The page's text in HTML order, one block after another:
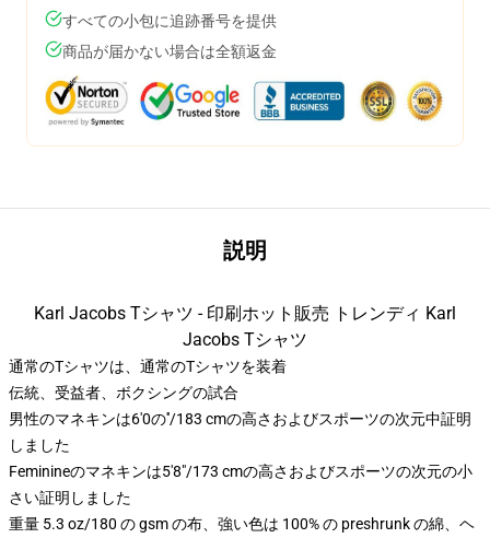
すべての小包に追跡番号を提供
商品が届かない場合は全額返金
説明
Karl Jacobs Tシャツ - 印刷ホット販売 トレンディ Karl
Jacobs Tシャツ
通常のTシャツは、通常のTシャツを装着
伝統、受益者、ボクシングの試合
男性のマネキンは6'0の′′/183 cmの高さおよびスポーツの次元中証明
しました
Feminineのマネキンは5'8"/173 cmの高さおよびスポーツの次元の小
さい証明しました
重量 5.3 oz/180 の gsm の布、強い色は 100% の preshrunk の綿、ヘ